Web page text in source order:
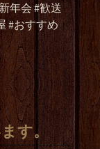
年会 #歓送
#おすすめ
す。